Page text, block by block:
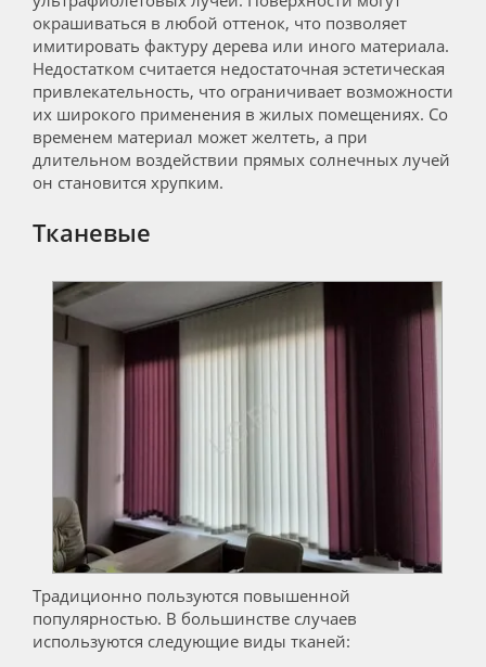
окрашиваться в любой оттенок, что позволяет
имитировать фактуру дерева или иного материала.
Недостатком считается недостаточная эстетическая
привлекательность, что ограничивает возможности
их широкого применения в жилых помещениях. Со
временем материал может желтеть, а при
длительном воздействии прямых солнечных лучей
он становится хрупким.
Тканевые
Традиционно пользуются повышенной
популярностью. В большинстве случаев
используются следующие виды тканей: